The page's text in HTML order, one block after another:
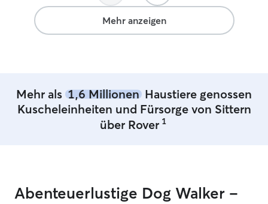
Mehr anzeigen
Mehr als 1,6 Millionen Haustiere genossen
Kuscheleinheiten und Fürsorge von Sittern
über Rover 1
Abenteuerlustige Dog Walker –